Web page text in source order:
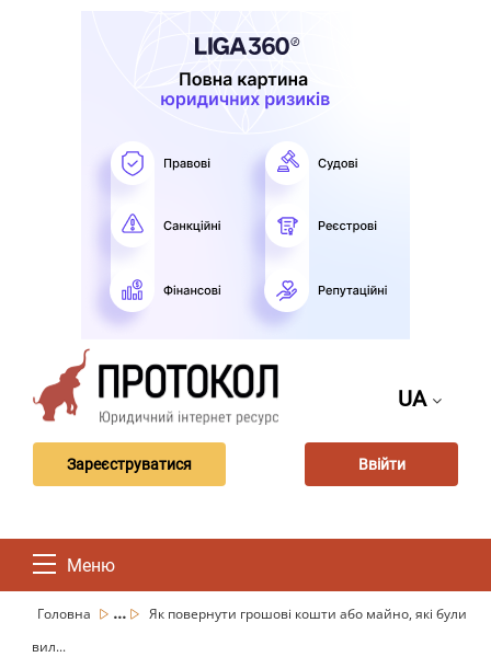
UA
Зареєструватися Ввійти
Меню
Головна ...
Як повернути грошові кошти або майно, які були
вил...